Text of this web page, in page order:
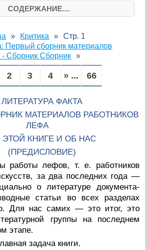
СОДЕРЖАНИЕ....
Критика
Первый сборник материалов
Сборник Сборник
Стр. 1
2 3 4 » ... 66
ЛИТЕРАТУРА ФАКТА
МАТЕРИАЛОВ РАБОТНИКОВ
ЛЕФА
ЭТОЙ КНИГЕ И ОБ НАС
(ПРЕДИСЛОВИЕ)
работы лефов, т. е. работников
за два последних года —
о литературе документа-
статьи во всех разделах
Для нас самих — это итог, это
группы на последнем
этапе.
задача книги.